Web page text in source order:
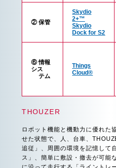
② 保管
Skydio
2+™
Skydio
Dock for S2
⑥ 情報
シス
テム
Things
Cloud®
THOUZER
ロボット機能と機動力に優れた
せた状態で、人、台車、
追従」、周囲の環境を記憶して
ス」、簡単に敷設・撤去が可能